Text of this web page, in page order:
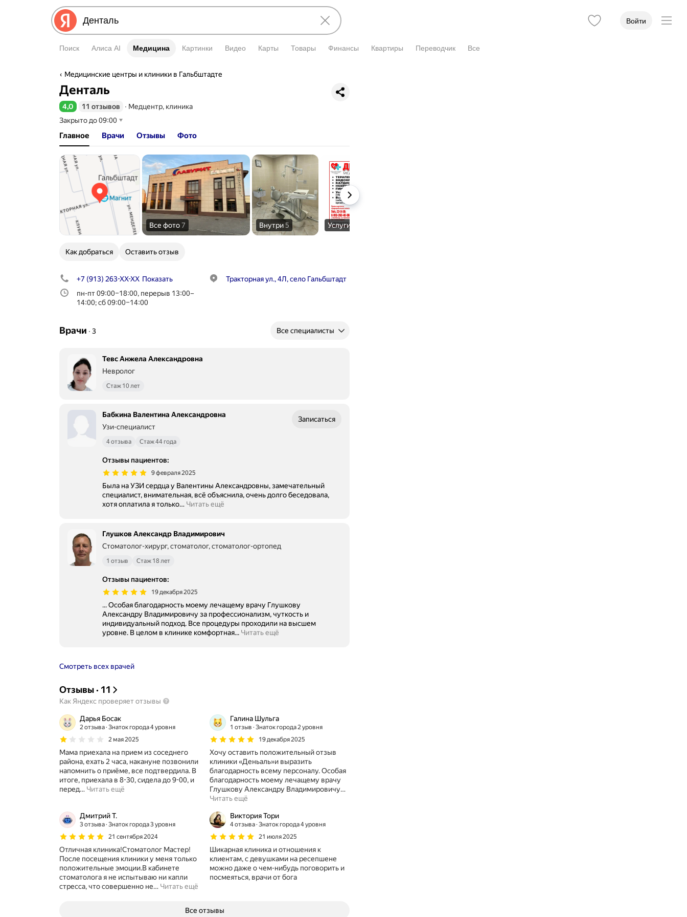
Войти
Поиск Алиса AI Медицина
Медицина Картинки Видео Карты Товары Финансы Квартиры Переводчик Все
Медицинские центры и клиники в Гальбштадте
Денталь
Рейтинг 4,0 из 5
4,0 11 отзывов ∙ Медцентр, клиника
Закрыто до 09:00
Главное Врачи Отзывы Фото
Все фото7 Внутри5 Услуги
Как добраться Оставить отзыв
+7 (913) 263-XX-XX Показать
пн-пт 09:00–18:00, перерыв 13:00–
14:00; сб 09:00–14:00
Тракторная ул., 4Л, село Гальбштадт
Врачи ∙ 3 Все специалисты
Тевс Анжела Александровна
Невролог
Стаж 10 лет
Бабкина Валентина Александровна
Узи-специалист
4 отзыва Стаж 44 года
Записаться
Отзывы пациентов:
9 февраля 2025
Была на УЗИ сердца у Валентины Александровны, замечательный
специалист, внимательная, всё объяснила, очень долго беседовала,
хотя оплатила я только… Читать ещё
Глушков Александр Владимирович
Стоматолог-хирург, стоматолог, стоматолог-ортопед
1 отзыв Стаж 18 лет
Отзывы пациентов:
19 декабря 2025
... Особая благодарность моему лечащему врачу Глушкову
Александру Владимировичу за профессионализм, чуткость и
индивидуальный подход. Все процедуры проходили на высшем
уровне. В целом в клинике комфортная... Читать ещё
Смотреть всех врачей
Отзывы· 11
Как Яндекс проверяет отзывы
Дарья Босак
2 отзыва Знаток города 4 уровня
2 мая 2025
Мама приехала на прием из соседнего
района, ехать 2 часа, накануне позвонили
напомнить о приёме, все подтвердила. В
итоге, приехала в 8-30, сидела до 9-00, и
перед… Читать ещё
Галина Шульга
1 отзыв Знаток города 2 уровня
19 декабря 2025
Хочу оставить положительный отзыв
клиники «Деньаль»и выразить
благодарность всему персоналу. Особая
благодарность моему лечащему врачу
Глушкову Александру Владимировичу…
Читать ещё
Дмитрий Т.
3 отзыва Знаток города 3 уровня
21 сентября 2024
Отличная клиника!Стоматолог Мастер!
После посещения клиники у меня только
положительные эмоции.В кабинете
стоматолога я не испытываю ни капли
стресса, что совершенно не… Читать ещё
Виктория Тори
4 отзыва Знаток города 4 уровня
21 июля 2025
Шикарная клиника и отношения к
клиентам, с девушками на ресепшене
можно даже о чем-нибудь поговорить и
посмеяться, врачи от бога
Все отзывы